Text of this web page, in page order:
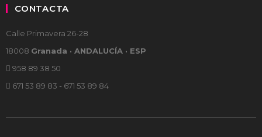
CONTACTA
Calle Primavera 26-28
18008 Granada · ANDALUCÍA · ESP
958 89 38 50
671 53 89 83 - 671 53 89 84